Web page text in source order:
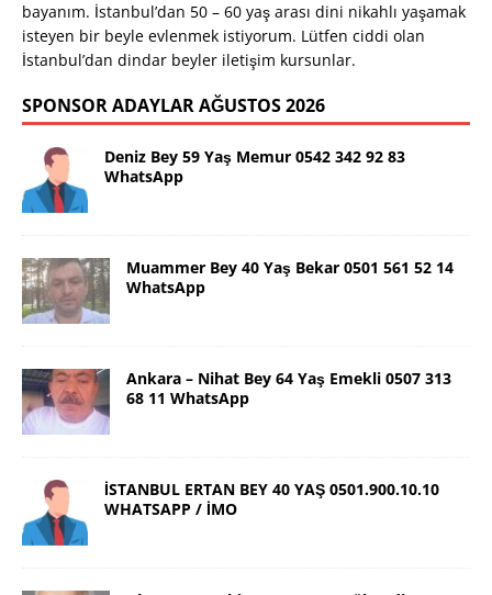
bayanım. İstanbul’dan 50 – 60 yaş arası dini nikahlı yaşamak
isteyen bir beyle evlenmek istiyorum. Lütfen ciddi olan
İstanbul’dan dindar beyler iletişim kursunlar.
SPONSOR ADAYLAR AĞUSTOS 2026
Deniz Bey 59 Yaş Memur 0542 342 92 83
WhatsApp
Muammer Bey 40 Yaş Bekar 0501 561 52 14
WhatsApp
Ankara – Nihat Bey 64 Yaş Emekli 0507 313
68 11 WhatsApp
İSTANBUL ERTAN BEY 40 YAŞ 0501.900.10.10
WHATSAPP / İMO